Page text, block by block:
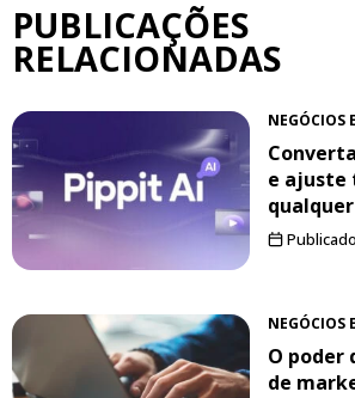
PUBLICAÇÕES
RELACIONADAS
NEGÓCIOS
e ajuste
Publicado
NEGÓCIOS
O poder
de